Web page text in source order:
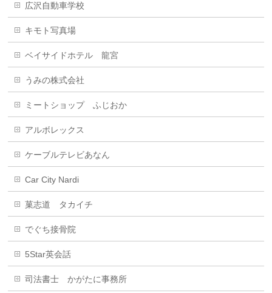
広沢自動車学校
キモト写真場
ベイサイドホテル 龍宮
うみの株式会社
ミートショップ ふじおか
アルボレックス
ケーブルテレビあなん
Car City Nardi
菓志道 タカイチ
でぐち接骨院
5Star英会話
司法書士 かがたに事務所